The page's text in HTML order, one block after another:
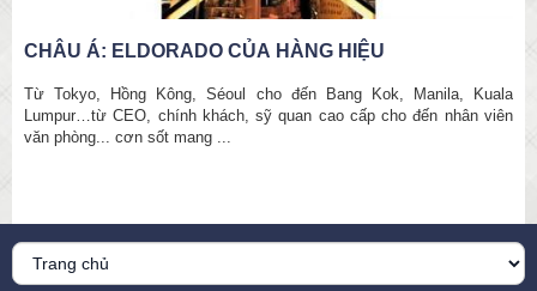
CHÂU Á: ELDORADO CỦA HÀNG HIỆU
Từ Tokyo, Hồng Kông, Séoul cho đến Bang Kok, Manila, Kuala
Lumpur…từ CEO, chính khách, sỹ quan cao cấp cho đến nhân viên
văn phòng... cơn sốt mang ...